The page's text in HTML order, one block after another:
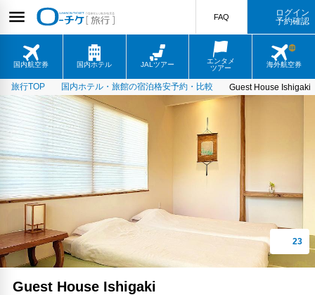
国内航空券 国内ホテル JALツアー
エンタメ
ツアー
海外航空券
FAQ
ログイン
予約確認
旅行TOP 国内ホテル・旅館の宿泊格安予約・比較 Guest House Ishigaki
Guest House Ishigaki